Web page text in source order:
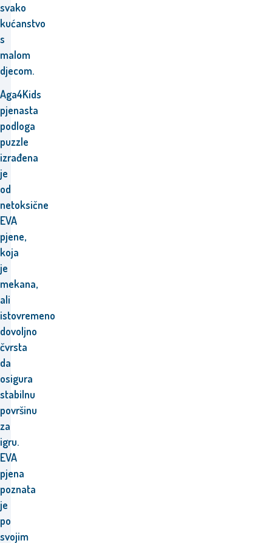
svako
kućanstvo
s
malom
djecom.
Aga4Kids
pjenasta
podloga
puzzle
izrađena
je
od
netoksične
EVA
pjene,
koja
je
mekana,
ali
istovremeno
dovoljno
čvrsta
da
osigura
stabilnu
površinu
za
igru.
EVA
pjena
poznata
je
po
svojim